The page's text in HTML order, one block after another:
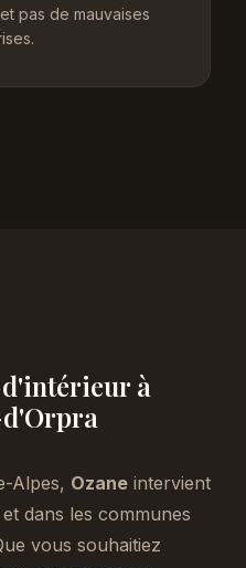
pas de mauvaises
à
Alpes, Ozane intervient
dans les communes
vous souhaitiez